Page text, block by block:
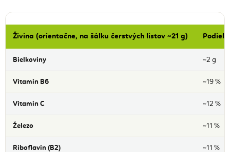
Živina (orientačne, na šálku čerstvých listov ~21 g) Podiel
Bielkoviny ~2 g
Vitamín B6 ~19 %
Vitamín C ~12 %
Železo ~11 %
Riboflavín (B2) ~11 %